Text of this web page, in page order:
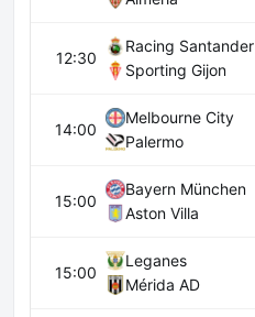
12:30
Racing Santander
Sporting Gijon
14:00
Melbourne City
Palermo
15:00
Bayern München
Aston Villa
15:00
Leganes
Mérida AD